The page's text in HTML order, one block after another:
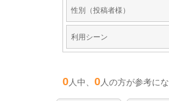
性別（投稿者様）
利用シーン
0人中、 0人の方が参考に